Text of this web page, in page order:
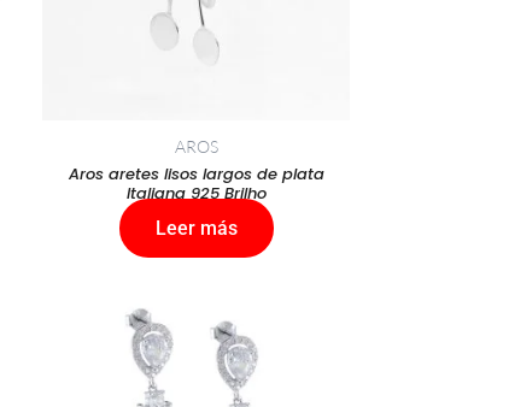
AROS
Aros aretes lisos largos de plata
Italiana 925 Brilho
Leer más